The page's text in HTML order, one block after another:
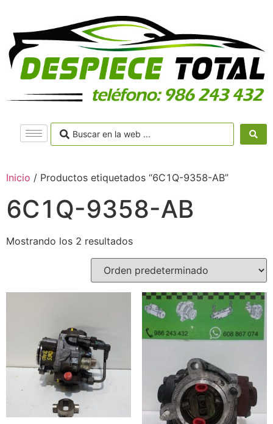
Inicio / Productos etiquetados “6C1Q-9358-AB”
6C1Q-9358-AB
Mostrando los 2 resultados